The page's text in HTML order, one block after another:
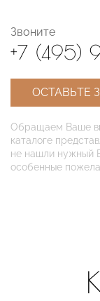
Звоните
+7 (495)
ОСТАВЬТЕ
Обращаем Ваше
каталоге
не нашли нужный
особенные